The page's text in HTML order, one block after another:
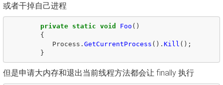
或者干掉自己进程
private static void Foo ()
{
Process . GetCurrentProcess (). Kill ();
}
但是申请大内存和退出当前线程方法都会让 finally 执行